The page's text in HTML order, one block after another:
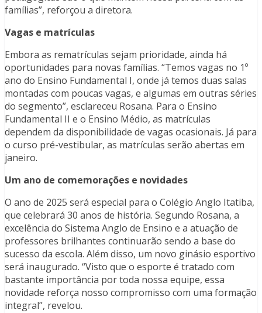
famílias”, reforçou a diretora.
Vagas e matrículas
Embora as rematrículas sejam prioridade, ainda há
oportunidades para novas famílias. “Temos vagas no 1º
ano do Ensino Fundamental I, onde já temos duas salas
montadas com poucas vagas, e algumas em outras séries
do segmento”, esclareceu Rosana. Para o Ensino
Fundamental II e o Ensino Médio, as matrículas
dependem da disponibilidade de vagas ocasionais. Já para
o curso pré-vestibular, as matrículas serão abertas em
janeiro.
Um ano de comemorações e novidades
O ano de 2025 será especial para o Colégio Anglo Itatiba,
que celebrará 30 anos de história. Segundo Rosana, a
excelência do Sistema Anglo de Ensino e a atuação de
professores brilhantes continuarão sendo a base do
sucesso da escola. Além disso, um novo ginásio esportivo
será inaugurado. “Visto que o esporte é tratado com
bastante importância por toda nossa equipe, essa
novidade reforça nosso compromisso com uma formação
integral”, revelou.